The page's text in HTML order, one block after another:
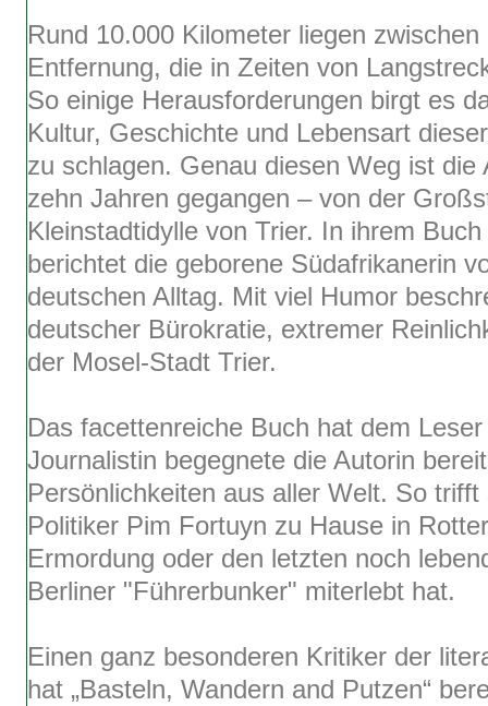
Rund 10.000 Kilometer liegen
Entfernung, die in Zeiten von
So einige Herausforderungen birgt es
Kultur, Geschichte und Lebensart
zu schlagen. Genau diesen Weg ist
zehn Jahren gegangen – von der
Kleinstadtidylle von Trier. In ihrem
berichtet die geborene Südafrikanerin
deutschen Alltag. Mit viel Humor
deutscher Bürokratie, extremer
der Mosel-Stadt Trier.
Das facettenreiche Buch hat dem
Journalistin begegnete die Autorin
Persönlichkeiten aus aller Welt. So
Politiker Pim Fortuyn zu Hause in
Ermordung oder den letzten noch
Berliner "Führerbunker" miterlebt hat.
Einen ganz besonderen Kritiker der
hat „Basteln, Wandern and Putzen“